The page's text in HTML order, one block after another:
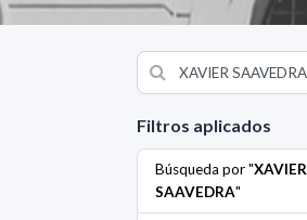
Filtros aplicados
Búsqueda por "XAVIER
SAAVEDRA"